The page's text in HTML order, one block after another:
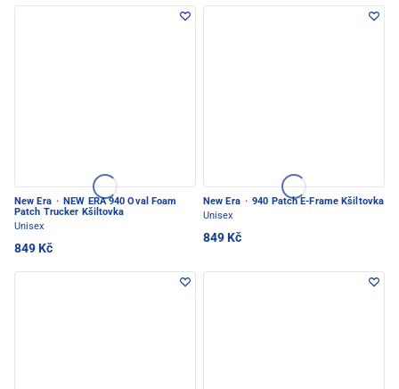
New Era · NEW ERA 940 Oval Foam
Patch Trucker Kšiltovka
Unisex
849 Kč
New Era · 940 Patch E-Frame Kšiltovka
Unisex
849 Kč